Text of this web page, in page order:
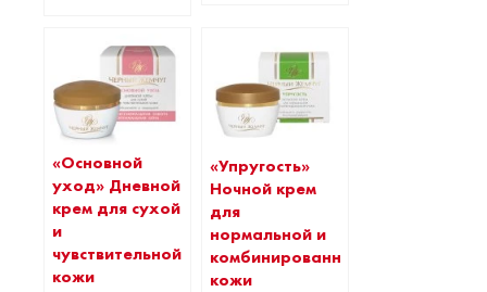
«Основной
уход» Дневной
крем для сухой
и
чувствительной
кожи
«Упругость»
Ночной крем
для
нормальной и
комбинированной
кожи